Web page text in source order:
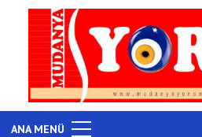
ANA MENÜ